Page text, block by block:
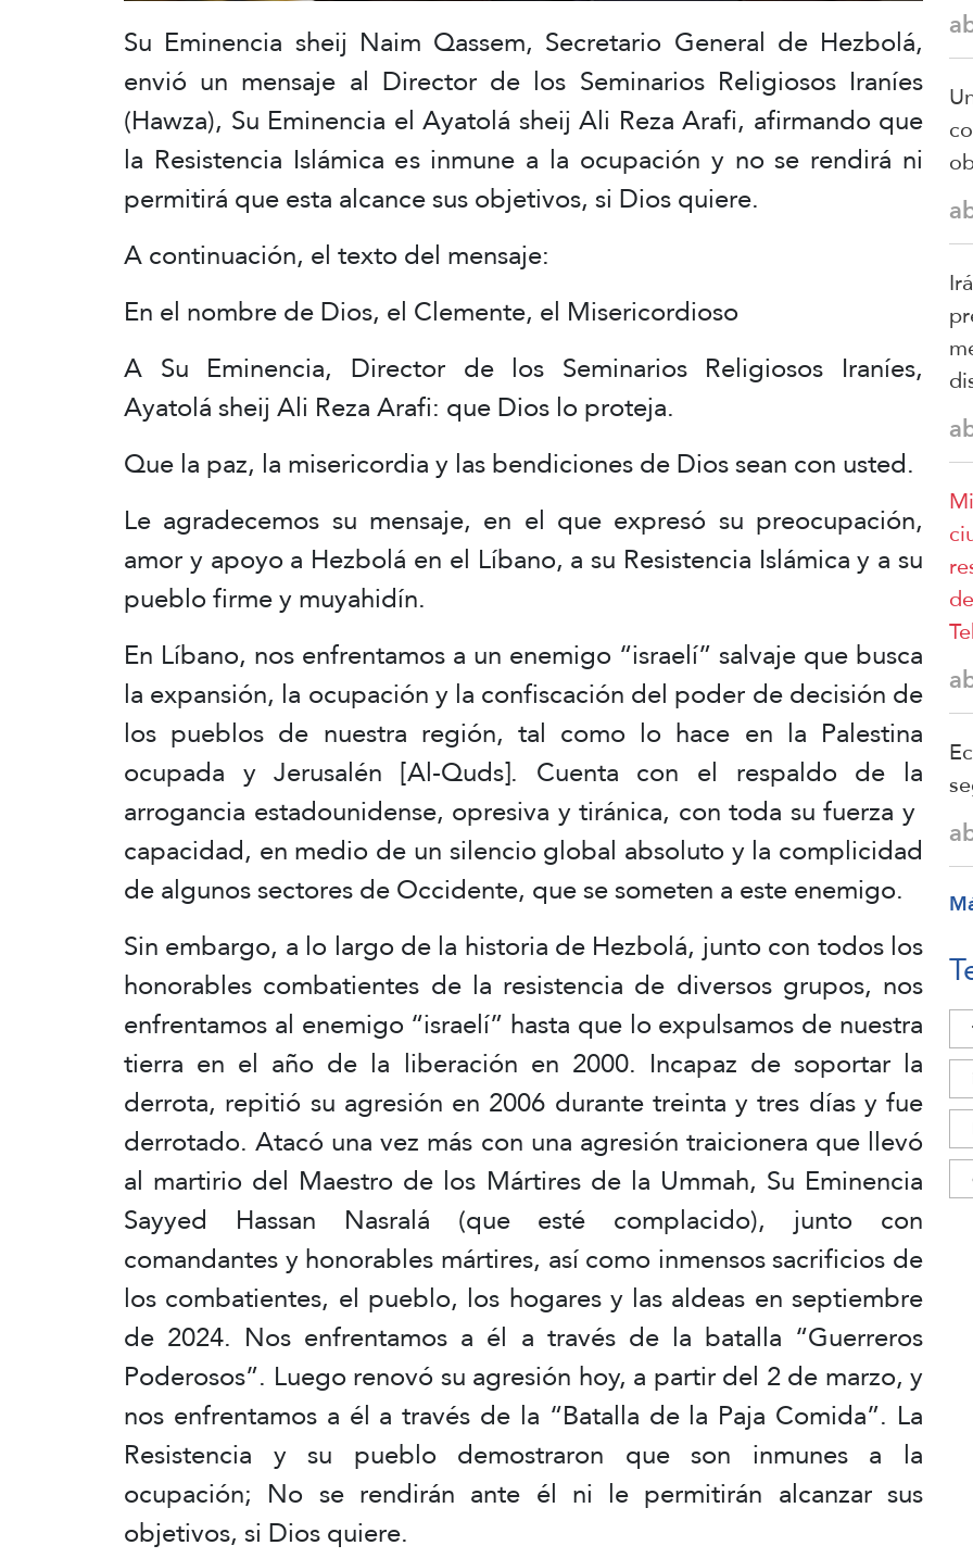
Su Eminencia sheij Naim Qassem, Secretario General de Hezbolá,
envió un mensaje al Director de los Seminarios Religiosos Iraníes
(Hawza), Su Eminencia el Ayatolá sheij Ali Reza Arafi, afirmando que
la Resistencia Islámica es inmune a la ocupación y no se rendirá ni
permitirá que esta alcance sus objetivos, si Dios quiere.
A continuación, el texto del mensaje:
En el nombre de Dios, el Clemente, el Misericordioso
A Su Eminencia, Director de los Seminarios Religiosos Iraníes,
Ayatolá sheij Ali Reza Arafi: que Dios lo proteja.
Que la paz, la misericordia y las bendiciones de Dios sean con usted.
Le agradecemos su mensaje, en el que expresó su preocupación,
amor y apoyo a Hezbolá en el Líbano, a su Resistencia Islámica y a su
pueblo firme y muyahidín.
En Líbano, nos enfrentamos a un enemigo “israelí” salvaje que busca
la expansión, la ocupación y la confiscación del poder de decisión de
los pueblos de nuestra región, tal como lo hace en la Palestina
ocupada y Jerusalén [Al-Quds]. Cuenta con el respaldo de la
arrogancia estadounidense, opresiva y tiránica, con toda su fuerza y ​​
capacidad, en medio de un silencio global absoluto y la complicidad
de algunos sectores de Occidente, que se someten a este enemigo.
Sin embargo, a lo largo de la historia de Hezbolá, junto con todos los
honorables combatientes de la resistencia de diversos grupos, nos
enfrentamos al enemigo “israelí” hasta que lo expulsamos de nuestra
tierra en el año de la liberación en 2000. Incapaz de soportar la
derrota, repitió su agresión en 2006 durante treinta y tres días y fue
derrotado. Atacó una vez más con una agresión traicionera que llevó
al martirio del Maestro de los Mártires de la Ummah, Su Eminencia
Sayyed Hassan Nasralá (que esté complacido), junto con
comandantes y honorables mártires, así como inmensos sacrificios de
los combatientes, el pueblo, los hogares y las aldeas en septiembre
de 2024. Nos enfrentamos a él a través de la batalla “Guerreros
Poderosos”. Luego renovó su agresión hoy, a partir del 2 de marzo, y
nos enfrentamos a él a través de la “Batalla de la Paja Comida”. La
Resistencia y su pueblo demostraron que son inmunes a la
ocupación; No se rendirán ante él ni le permitirán alcanzar sus
objetivos, si Dios quiere.